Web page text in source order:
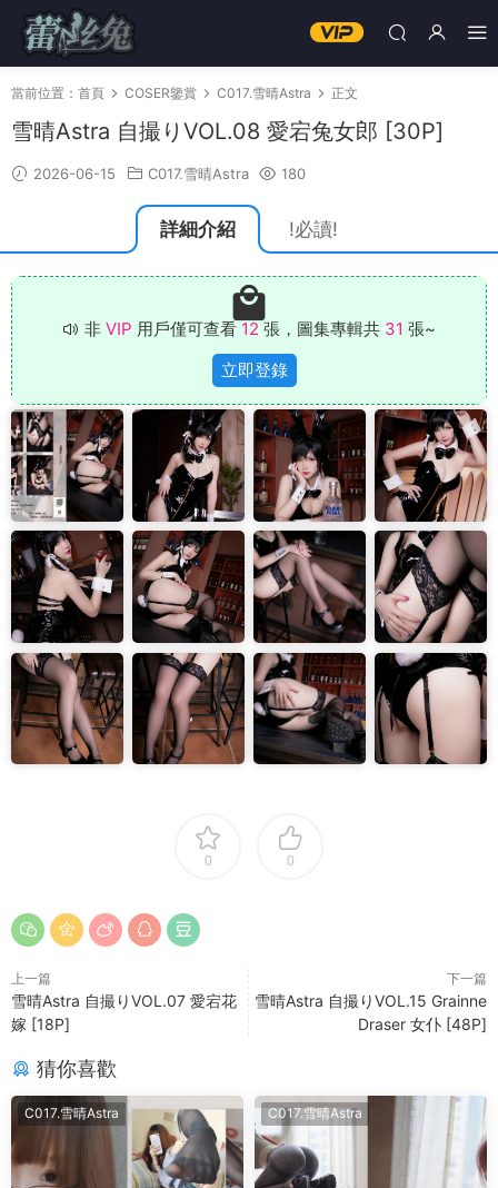
當前位置： 首頁 COSER鑒賞 C017.雪晴Astra 正文
雪晴Astra 自撮りVOL.08 愛宕兔女郎 [30P]
2026-06-15 C017.雪晴Astra 180
詳細介紹 !必讀!
非 VIP 用戶僅可查看 12 張，圖集專輯共 31 張~
立即登錄
0 0
上一篇
雪晴Astra 自撮りVOL.07 愛宕花
嫁 [18P]
下一篇
雪晴Astra 自撮りVOL.15 Grainne
Draser 女仆 [48P]
猜你喜歡
C017.雪晴Astra C017.雪晴Astra